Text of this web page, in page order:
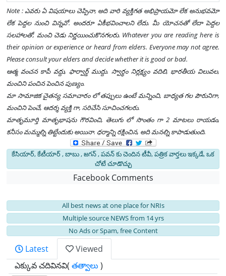
Note : ఎవరు ఏ విషయాలు చెప్పినా, అది వారి వ్యక్తిగత అభిప్రాయమో లేక అనుభవమో
లేక పెద్దల నుంచి విన్నవో. అందరూ ఏకీభవించాలని లేదు. మీ యోచనతో లేదా పెద్దల
సలహాలతో, మంచి చెడు నిర్ణయించుకొనగలరు. Whatever you are reading here is
their opinion or experience or heard from elders. Everyone may not agree.
Please consult your elders and decide whether it is good or bad.
ఆత్మ వంచన కాపీ వద్దు, ఫార్వార్డ్ ముద్దు. స్వార్థం నిర్లక్ష్యం వదిలి, భారతీయ విలువల,
మంచిని పంచిన పెంచిన పుణ్యం.
మా సామాజిక చైతన్య సమాచారం లో తప్పులు ఉంటే మన్నించి, బాధ్యత గల పౌరునిగా,
మంచిని పెంచే, ఆదర్శ వ్యక్తి గా, సరిచేసి సూచించగలరు.
మాతృమూర్తి మాతృభాషను గౌరవించి, తెలుగు లో సొంతం గా 2 మాటలు రాయడం,
కనీసం మమ్మల్ని తిట్టేందుకు అయినా. ధర్మాన్ని రక్షించిన, అది మనల్ని కాపాడుతుంది.
కేసియార్, కేటీయార్ , బాబు , జగన్ , పవన్ కు చెందిన టీవీ, పత్రిక వార్తలు ఇక్కడే, ఒక
చోటే చూడొచ్చు
Facebook Comments
All best news at one place for NRIs
Multiple source NEWS from 14 yrs
No Ads or Spam, free Content
Latest
Viewed
ఎక్కువ చదివినవి( తత్వాలు )